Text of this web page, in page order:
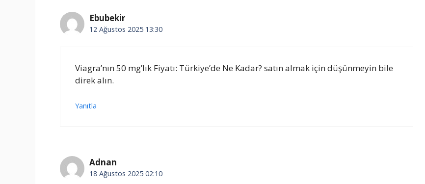
Ebubekir
12 Ağustos 2025 13:30
Viagra’nın 50 mg’lık Fiyatı: Türkiye’de Ne Kadar? satın almak için düşünmeyin bile
direk alın.
Yanıtla
Adnan
18 Ağustos 2025 02:10